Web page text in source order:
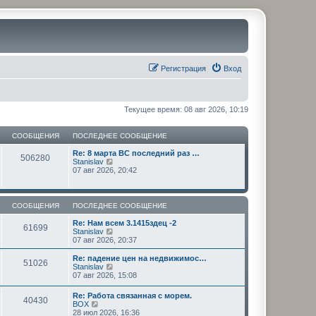
Вход
Регистрация
Текущее время: 08 авг 2026, 10:19
СООБЩЕНИЯ ПОСЛЕДНЕЕ СООБЩЕНИЕ
506280
Re: 8 марта ВС последний раз …
Stanislav
е
й
т
к
п
о
с
е
н
е
м
с
07 авг 2026, 20:42
СООБЩЕНИЯ ПОСЛЕДНЕЕ СООБЩЕНИЕ
61699
Re: Нам всем 3.1415здец -2
Stanislav
е
р
е
и
п
07 авг 2026, 20:37
51026
Re: падение цен на недвижимос…
Stanislav
й
т
07 авг 2026, 15:08
40430
Re: Работа связанная с морем.
BOX
е
28 июл 2026, 16:36